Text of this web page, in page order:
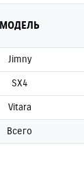
МОДЕЛЬ
Jimny
SX4
Vitara
Всего